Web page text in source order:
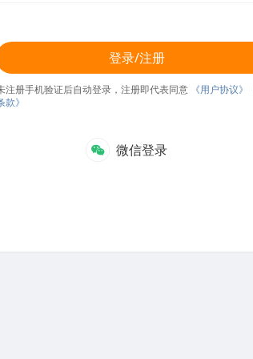
登录/注册
注册手机验证后自动登录，注册即代表同意 《用户协议》
款》
微信登录